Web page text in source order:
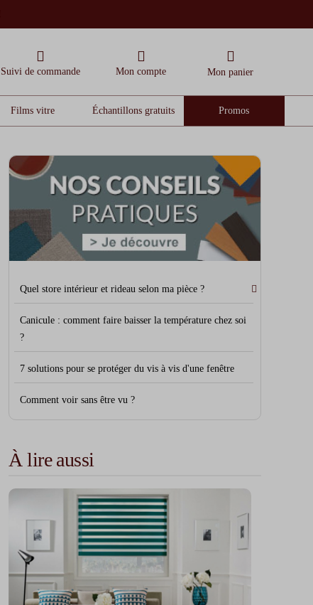
Suivi de commande Mon compte Mon panier
Films vitre Échantillons gratuits Promos
Quel store intérieur et rideau selon ma pièce ?
Canicule : comment faire baisser la température chez soi
?
7 solutions pour se protéger du vis à vis d'une fenêtre
Comment voir sans être vu ?
À lire aussi